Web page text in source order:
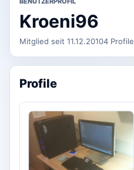
Kroeni96
Mitglied seit 11.12.20104 Profile
Profile